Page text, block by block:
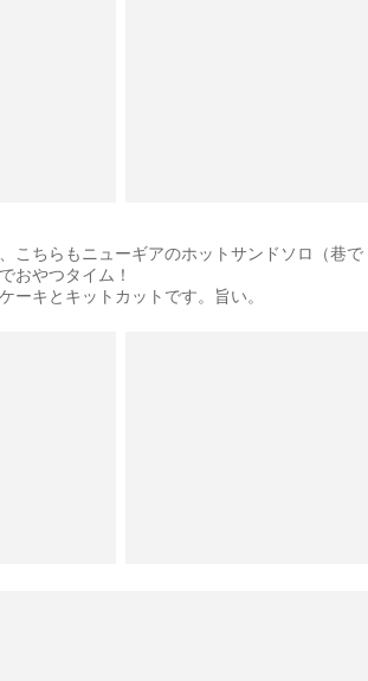
こちらもニューギアのホットサンドソロ（巷で
おやつタイム！
ーキとキットカットです。旨い。